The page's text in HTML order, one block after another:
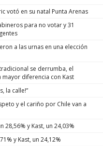
votó en su natal Punta Arenas
para no votar y 31
a las urnas en una elección
se derrumba, el
mayor diferencia con Kast
la calle!”
y el cariño por Chile van a
28,56% y Kast, un 24,03%
y Kast, un 24,12%